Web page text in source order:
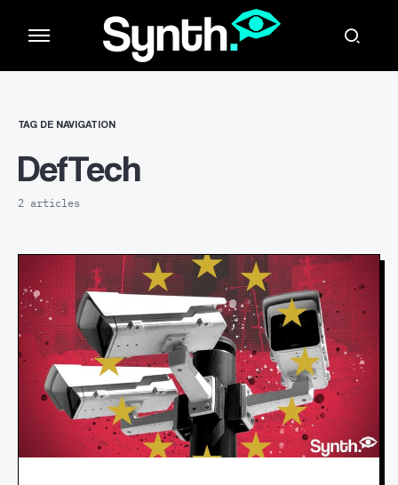
TAG DE NAVIGATION
DefTech
2 articles